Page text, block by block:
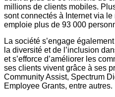
millions de clients mobiles.
sont connectés à Internet via
emploie plus de 93 000
La société s’engage
la diversité et de l’inclusion
et s’efforce d’améliorer les
ses clients vivent grâce à ses
Community Assist, Spectrum
Employee Grants, entre autres.